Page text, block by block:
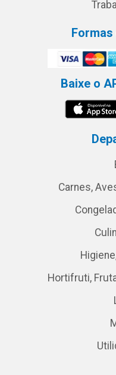
Baixe o
Carnes,
Hortifruti,